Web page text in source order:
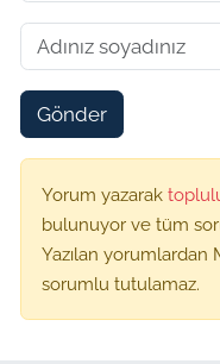
Gönder
Yorum yazarak
bulunuyor ve tüm
Yazılan yorumlardan
sorumlu tutulamaz.